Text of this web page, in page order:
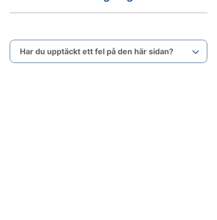
Har du upptäckt ett fel på den här sidan?